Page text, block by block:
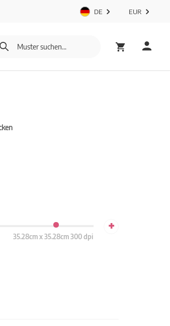
DE EUR
35.28cm x 35.28cm 300 dpi
+